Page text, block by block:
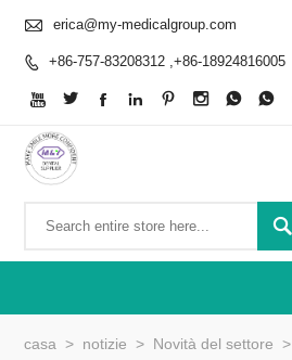
 erica@my-medicalgroup.com
 +86-757-83208312 ,+86-18924816005
       

casa > notizie > Novità del settore >